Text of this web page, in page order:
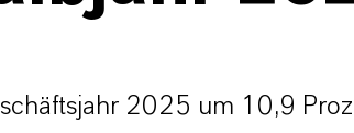
2025 um 10,9